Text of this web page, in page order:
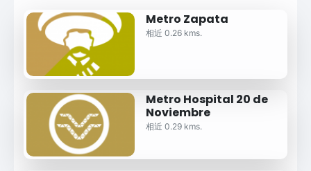
Metro Zapata
相近 0.26 kms.
Metro Hospital 20 de
Noviembre
相近 0.29 kms.